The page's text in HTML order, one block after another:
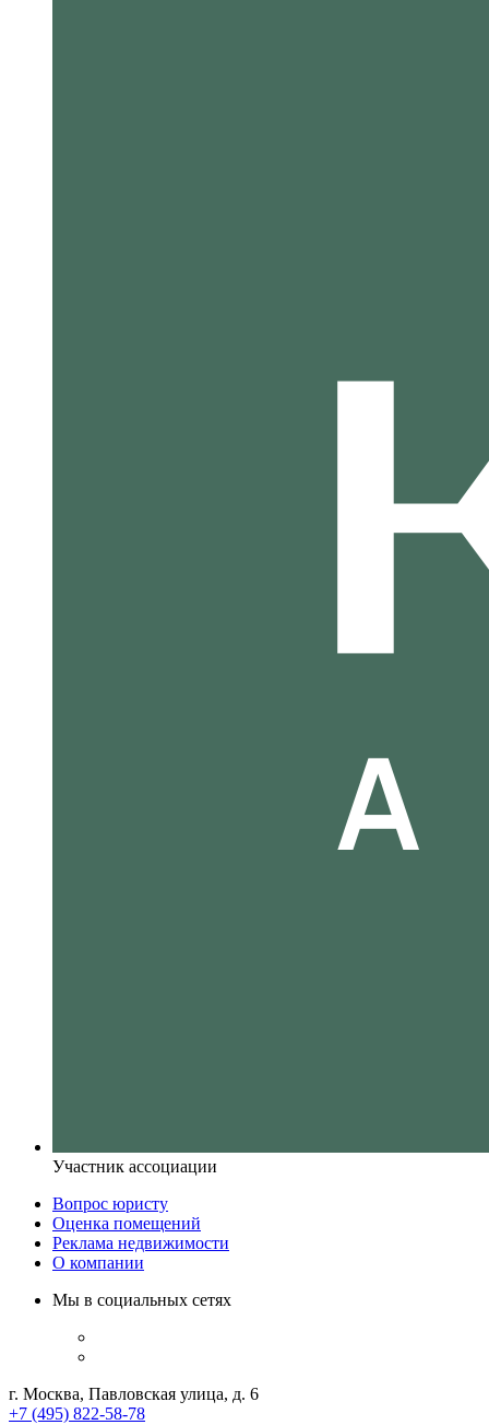
Участник ассоциации
Вопрос юристу
Оценка помещений
Реклама недвижимости
О компании
Мы в социальных сетях
г. Москва, Павловская улица, д. 6
+7 (495) 822-58-78